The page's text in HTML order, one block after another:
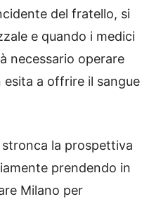
del fratello, si
e quando i medici
necessario operare
a offrire il sangue
stronca la prospettiva
prendendo in
Milano per